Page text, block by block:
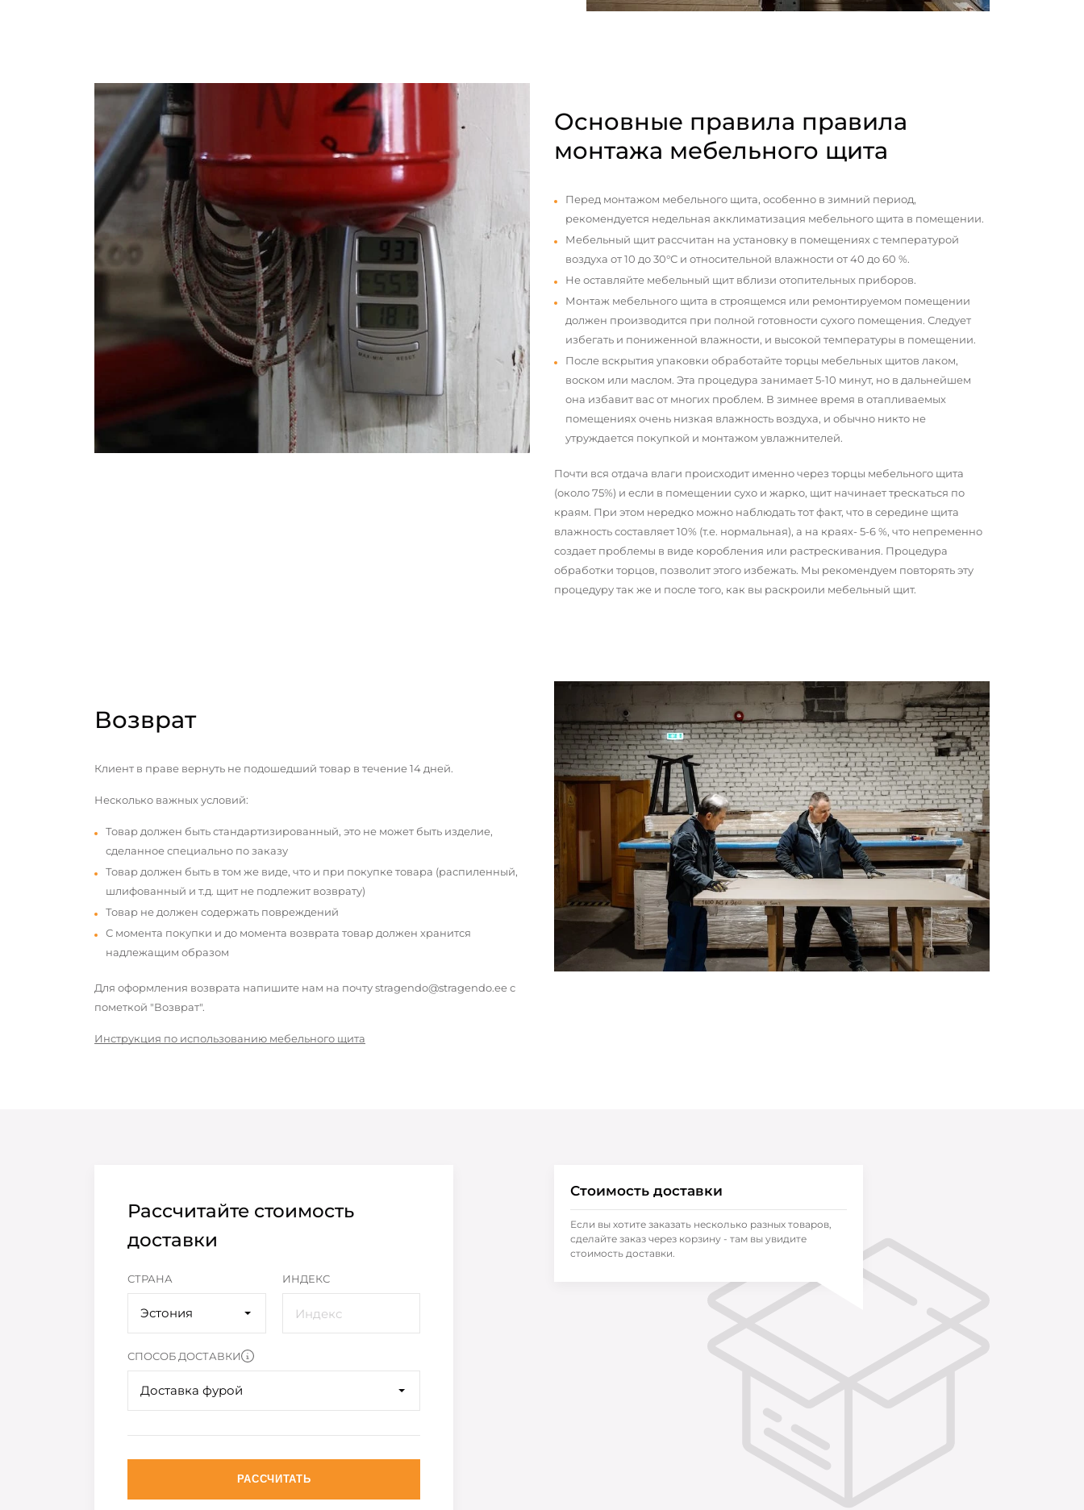
Основные правила правила
монтажа мебельного щита
Перед монтажом мебельного щита, особенно в зимний период,
рекомендуется недельная акклиматизация мебельного щита в помещении.
Мебельный щит рассчитан на установку в помещениях с температурой
воздуха от 10 до 30°С и относительной влажности от 40 до 60 %.
Не оставляйте мебельный щит вблизи отопительных приборов.
Монтаж мебельного щита в строящемся или ремонтируемом помещении
должен производится при полной готовности сухого помещения. Следует
избегать и пониженной влажности, и высокой температуры в помещении.
После вскрытия упаковки обработайте торцы мебельных щитов лаком,
воском или маслом. Эта процедура занимает 5-10 минут, но в дальнейшем
она избавит вас от многих проблем. В зимнее время в отапливаемых
помещениях очень низкая влажность воздуха, и обычно никто не
утруждается покупкой и монтажом увлажнителей.
Почти вся отдача влаги происходит именно через торцы мебельного щита
(около 75%) и если в помещении сухо и жарко, щит начинает трескаться по
краям. При этом нередко можно наблюдать тот факт, что в середине щита
влажность составляет 10% (т.е. нормальная), а на краях- 5-6 %, что непременно
создает проблемы в виде коробления или растрескивания. Процедура
обработки торцов, позволит этого избежать. Мы рекомендуем повторять эту
процедуру так же и после того, как вы раскроили мебельный щит.
Возврат
Клиент в праве вернуть не подошедший товар в течение 14 дней.
Несколько важных условий:
Товар должен быть стандартизированный, это не может быть изделие,
сделанное специально по заказу
Товар должен быть в том же виде, что и при покупке товара (распиленный,
шлифованный и т.д. щит не подлежит возврату)
Товар не должен содержать повреждений
С момента покупки и до момента возврата товар должен хранится
надлежащим образом
Для оформления возврата напишите нам на почту stragendo@stragendo.ee с
пометкой "Возврат".
Инструкция по использованию мебельного щита
Рассчитайте стоимость
доставки
СТРАНА
Эстония
ИНДЕКС
СПОСОБ ДОСТАВКИ
Доставка фурой
РАССЧИТАТЬ
Стоимость доставки
Если вы хотите заказать несколько разных товаров,
сделайте заказ через корзину - там вы увидите
стоимость доставки.